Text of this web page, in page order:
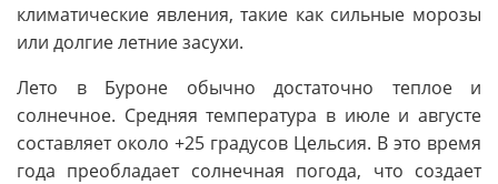
климатические явления, такие как сильные морозы
или долгие летние засухи.
Лето в Буроне обычно достаточно теплое и
солнечное. Средняя температура в июле и августе
составляет около +25 градусов Цельсия. В это время
года преобладает солнечная погода, что создает